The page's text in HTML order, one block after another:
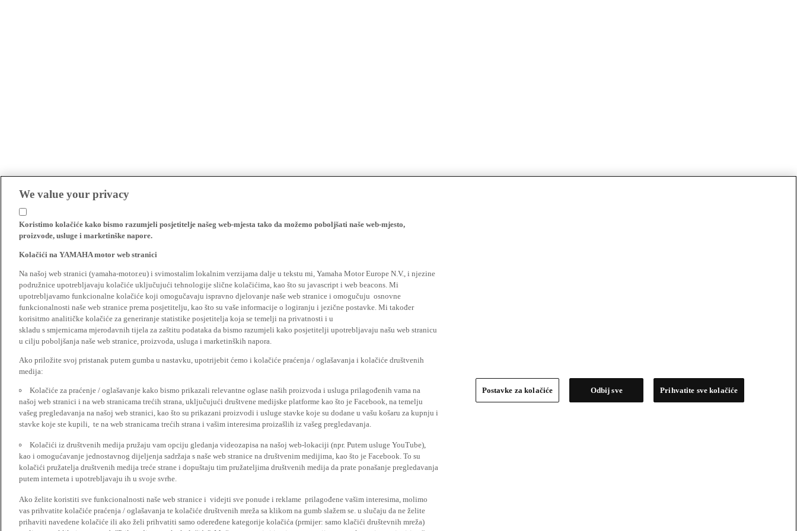
We value your privacy
Koristimo kolačiće kako bismo razumjeli posjetitelje našeg web-mjesta tako da možemo poboljšati naše web-mjesto,
proizvode, usluge i marketinške napore.
Kolačići na YAMAHA motor web stranici
Na našoj web stranici (yamaha-motor.eu) i svimostalim lokalnim verzijama dalje u tekstu mi, Yamaha Motor Europe N.V., i njezine
podružnice upotrebljavaju kolačiće uključujući tehnologije slične kolačićima, kao što su javascript i web beacons. Mi
upotrebljavamo funkcionalne kolačiće koji omogučavaju ispravno djelovanje naše web stranice i omogučuju osnovne
funkcionalnosti naše web stranice prema posjetitelju, kao što su vaše informacije o logiranju i jezične postavke. Mi također
korisitmo analitičke kolačiće za generiranje statistike posjetitelja koja se temelji na privatnosti i u
skladu s smjernicama mjerodavnih tijela za zaštitu podataka da bismo razumjeli kako posjetitelji upotrebljavaju našu web stranicu
u cilju poboljšanja naše web stranice, proizvoda, usluga i marketinških napora.
Ako priložite svoj pristanak putem gumba u nastavku, upotrijebit ćemo i kolačiće praćenja / oglašavanja i kolačiće društvenih
medija:
Kolačiće za praćenje / oglašavanje kako bismo prikazali relevantne oglase naših proizvoda i usluga prilagođenih vama na
našoj web stranici i na web stranicama trećih strana, uključujući društvene medijske platforme kao što je Facebook, na temelju
vašeg pregledavanja na našoj web stranici, kao što su prikazani proizvodi i usluge stavke koje su dodane u vašu košaru za kupnju i
stavke koje ste kupili, te na web stranicama trećih strana i vašim interesima proizašlih iz vašeg pregledavanja.
Kolačići iz društvenih medija pružaju vam opciju gledanja videozapisa na našoj web-lokaciji (npr. Putem usluge YouTube),
kao i omogućavanje jednostavnog dijeljenja sadržaja s naše web stranice na društvenim medijima, kao što je Facebook. To su
kolačići pružatelja društvenih medija treće strane i dopuštaju tim pružateljima društvenih medija da prate ponašanje pregledavanja
putem interneta i upotrebljavaju ih u svoje svrhe.
Ako želite koristiti sve funkcionalnosti naše web stranice i videjti sve ponude i reklame prilagođene vašim interesima, molimo
vas prihvatite kolačiće praćenja / oglašavanja te kolačiće društvenih mreža sa klikom na gumb slažem se. u slučaju da ne želite
prihaviti navedene kolačiće ili ako želi prihvatiti samo odeređene kategorije kolačića (prmijer: samo klačići društevnih mreža)
Postavke za kolačiće Odbij sve Prihvatite sve kolačiće